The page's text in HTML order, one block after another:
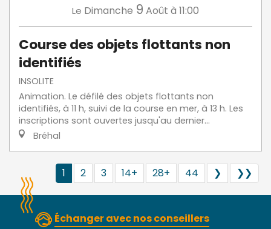
Le Dimanche 9 Août à 11:00
Course des objets flottants non
identifiés
INSOLITE
Animation. Le défilé des objets flottants non
identifiés, à 11 h, suivi de la course en mer, à 13 h. Les
inscriptions sont ouvertes jusqu'au dernier...
Bréhal
1 2 3 14+ 28+ 44 ❯ ❯❯
Échanger avec nos conseillers